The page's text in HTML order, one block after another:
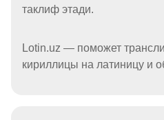
таклиф этади.
Lotin.uz — поможет
кириллицы на латиницу и